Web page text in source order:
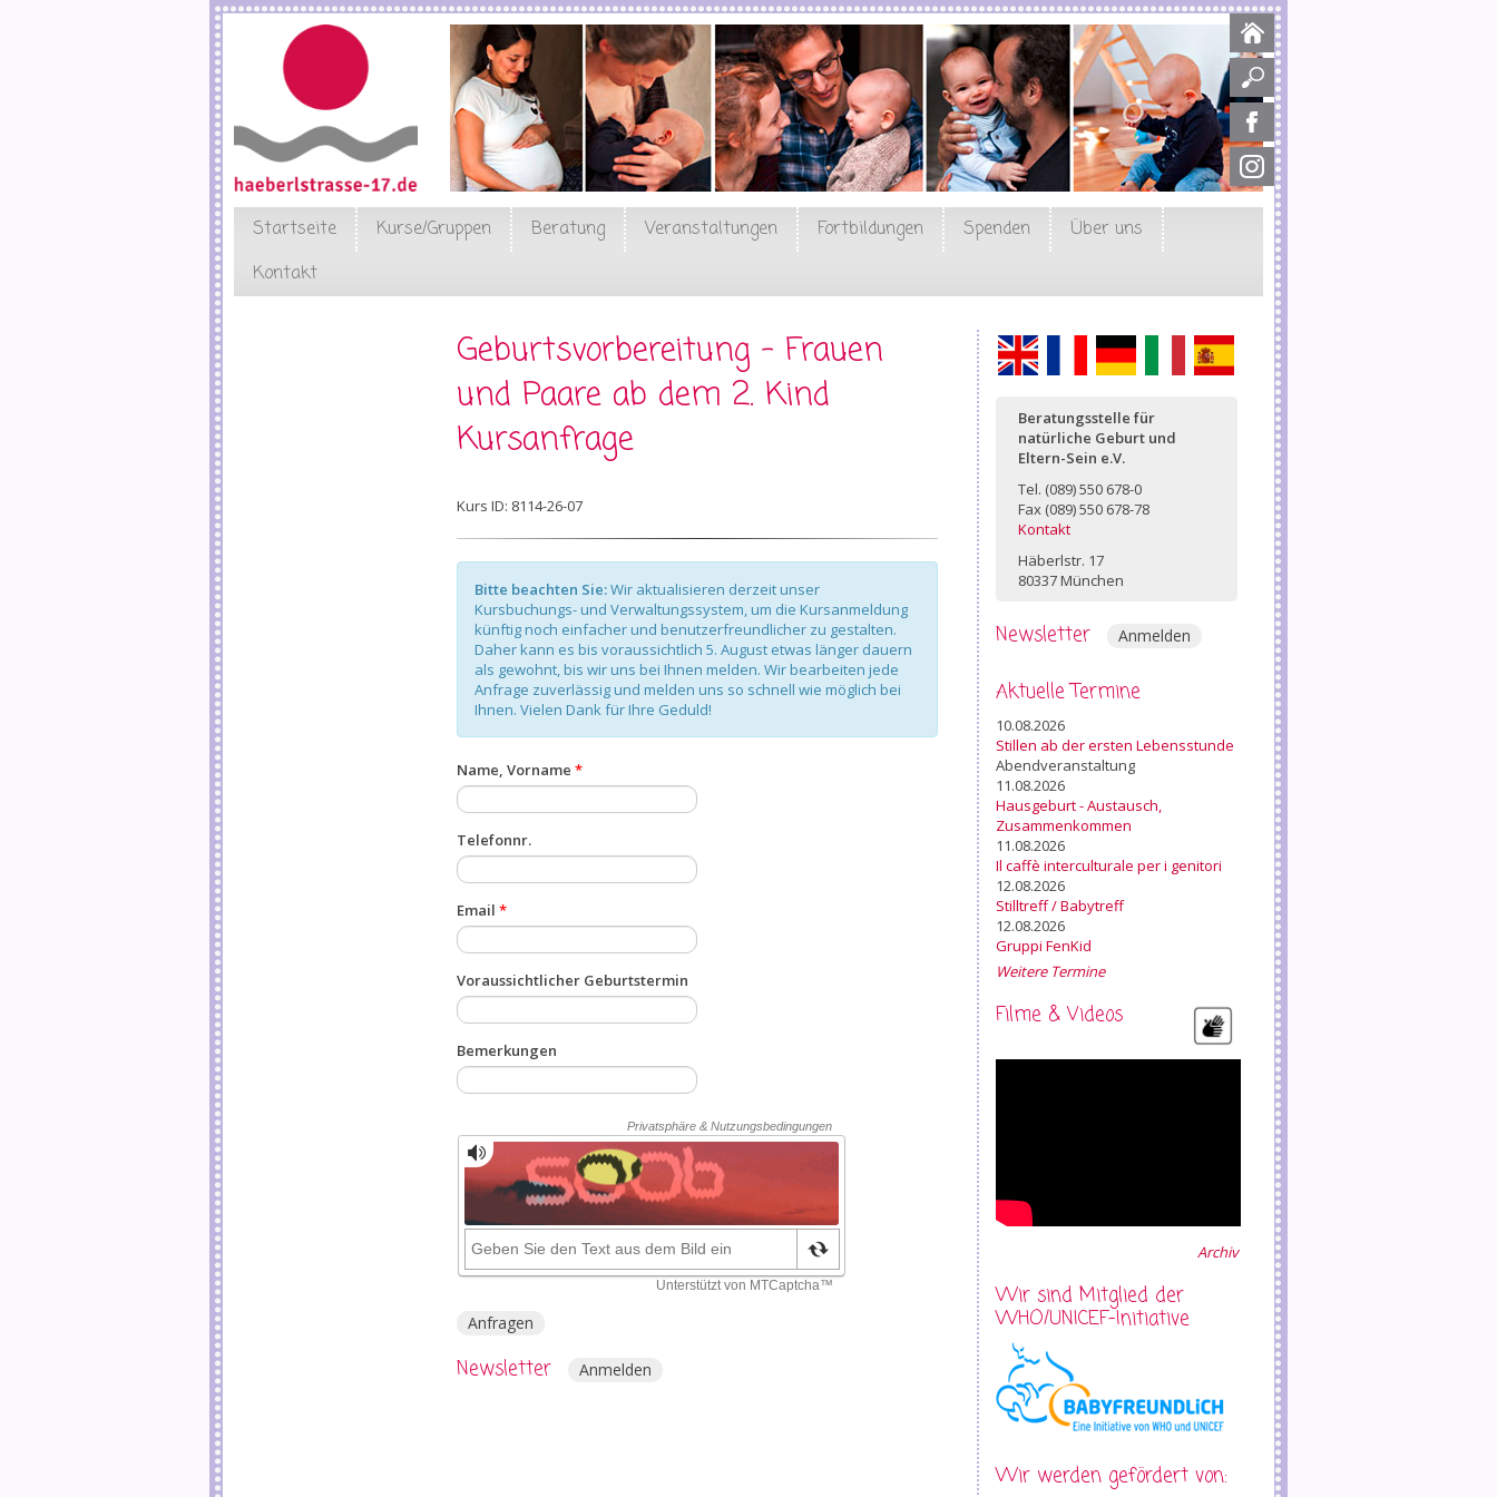
Startseite Kurse/Gruppen Beratung Veranstaltungen Fortbildungen Spenden
Über uns
Kontakt
Geburtsvorbereitung - Frauen
und Paare ab dem 2. Kind
Kursanfrage
Kurs ID: 8114-26-07
Bitte beachten Sie:Wir aktualisieren derzeit unser
Kursbuchungs- und Verwaltungssystem, um die Kursanmeldung
künftig noch einfacher und benutzerfreundlicher zu gestalten.
Daher kann es bis voraussichtlich 5. August etwas länger dauern
als gewohnt, bis wir uns bei Ihnen melden. Wir bearbeiten jede
Anfrage zuverlässig und melden uns so schnell wie möglich bei
Ihnen. Vielen Dank für Ihre Geduld!
Name, Vorname *
Telefonnr.
Email *
Voraussichtlicher Geburtstermin
Bemerkungen
Anfragen
Newsletter Anmelden
English FrançaisDeutsch ItalianoEspañol
Beratungsstelle für
natürliche Geburt und
Eltern-Sein e.V.
Tel. (089) 550 678-0
Fax (089) 550 678-78
Kontakt
Häberlstr. 17
80337 München
Newsletter Anmelden
Aktuelle Termine
10.08.2026
Stillen ab der ersten Lebensstunde
Abendveranstaltung
11.08.2026
Hausgeburt - Austausch,
Zusammenkommen
11.08.2026
Il caffè interculturale per i genitori
12.08.2026
Stilltreff / Babytreff
12.08.2026
Gruppi FenKid
Weitere Termine
Filme & Videos
Archiv
Wir sind Mitglied der
WHO/UNICEF-Initiative
Wir werden gefördert von: